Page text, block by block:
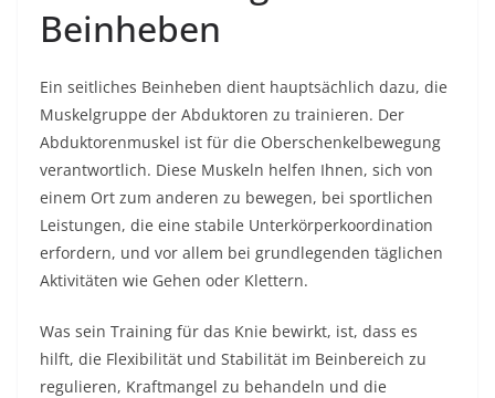
Beinheben
Ein seitliches Beinheben dient hauptsächlich dazu, die
Muskelgruppe der Abduktoren zu trainieren. Der
Abduktorenmuskel ist für die Oberschenkelbewegung
verantwortlich. Diese Muskeln helfen Ihnen, sich von
einem Ort zum anderen zu bewegen, bei sportlichen
Leistungen, die eine stabile Unterkörperkoordination
erfordern, und vor allem bei grundlegenden täglichen
Aktivitäten wie Gehen oder Klettern.
Was sein Training für das Knie bewirkt, ist, dass es
hilft, die Flexibilität und Stabilität im Beinbereich zu
regulieren, Kraftmangel zu behandeln und die